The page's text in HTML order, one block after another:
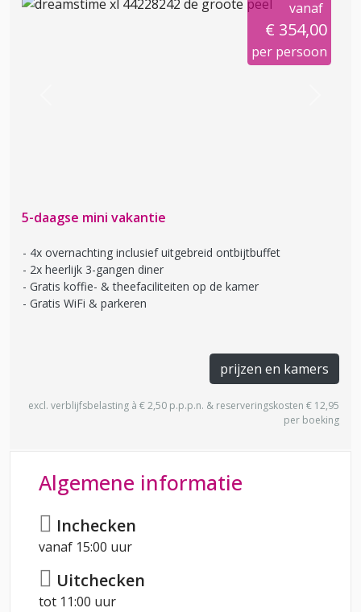
vanaf
€ 354,00
per persoon
5-daagse mini vakantie
4x overnachting inclusief uitgebreid ontbijtbuffet
2x heerlijk 3-gangen diner
Gratis koffie- & theefaciliteiten op de kamer
Gratis WiFi & parkeren
prijzen en kamers
excl. verblijfsbelasting à € 2,50 p.p.p.n. & reserveringskosten € 12,95
per boeking
Algemene informatie
Inchecken
vanaf 15:00 uur
Uitchecken
tot 11:00 uur